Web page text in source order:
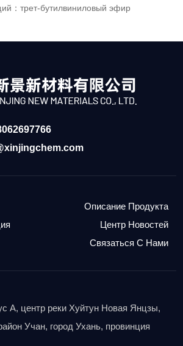
： трет-бутилвиниловый эфир
Описание Продукта
Центр Новостей
Связаться С Нами
A, центр реки Хуйтун Новая Янцзы,
Учан, город Ухань, провинция